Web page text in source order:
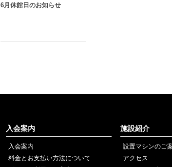
6月休館日のお知らせ
入会案内
入会案内
料金とお支払い方法について
施設紹介
設置マシンのご
アクセス